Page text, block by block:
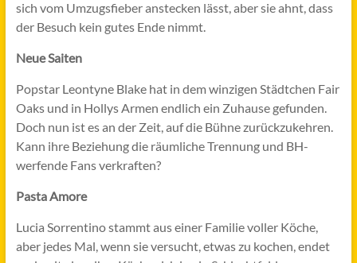
sich vom Umzugsfieber anstecken lässt, aber sie ahnt, dass
der Besuch kein gutes Ende nimmt.
Neue Saiten
Popstar Leontyne Blake hat in dem winzigen Städtchen Fair
Oaks und in Hollys Armen endlich ein Zuhause gefunden.
Doch nun ist es an der Zeit, auf die Bühne zurückzukehren.
Kann ihre Beziehung die räumliche Trennung und BH-
werfende Fans verkraften?
Pasta Amore
Lucia Sorrentino stammt aus einer Familie voller Köche,
aber jedes Mal, wenn sie versucht, etwas zu kochen, endet